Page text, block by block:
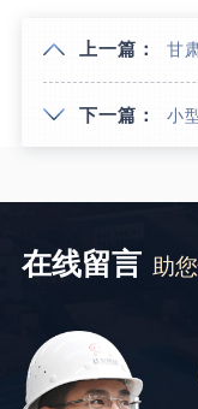
上一篇： 甘
下一篇： 小型
在线留言 助